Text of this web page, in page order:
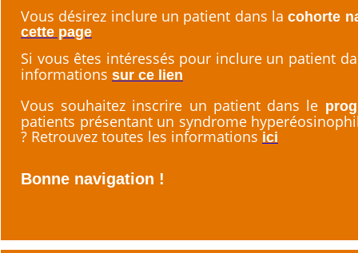
Vous désirez inclure un patient dans lacohorte
cette page
Si vous êtes intéressés pour inclure un patient
informations sur ce lien
Vous souhaitez inscrire un patient dans le
patients présentant un syndrome
? Retrouvez toutes les informationsici
Bonne navigation !